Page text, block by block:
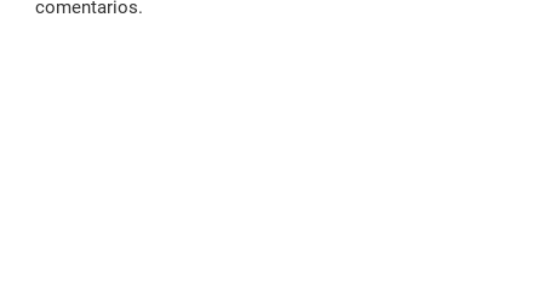
comentarios.